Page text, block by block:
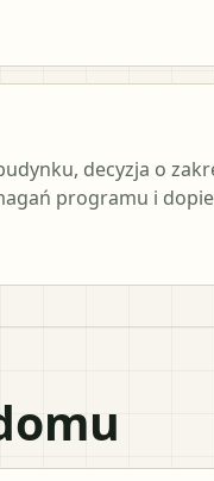
decyzja o
programu i